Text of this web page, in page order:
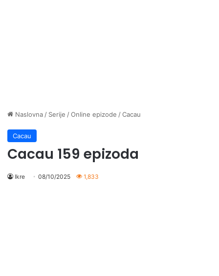
Naslovna / Serije /Online epizode /Cacau
Cacau
Cacau 159 epizoda
Ikre 08/10/2025 1,833